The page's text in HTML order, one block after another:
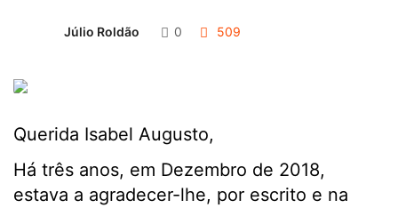
Júlio Roldão 0 509
Querida Isabel Augusto,
Há três anos, em Dezembro de 2018,
estava a agradecer-lhe, por escrito e na